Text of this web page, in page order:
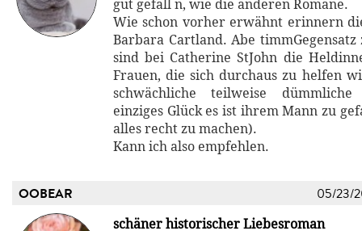
gut gefall n, wie die anderen Romane.
Wie schon vorher erwähnt erinnern
Barbara Cartland. Abe timmGegensatz
sind bei Catherine StJohn die
Frauen, die sich durchaus zu helfen
schwächliche teilweise
einziges Glück es ist ihrem Mann zu
alles recht zu machen).
Kann ich also empfehlen.
OOBEAR 05/23/
schäner historischer Liebesroman